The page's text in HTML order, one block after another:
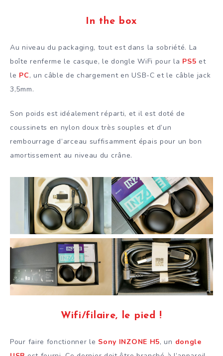
In the box
Au niveau du packaging, tout est dans la sobriété. La
boîte renferme le casque, le dongle WiFi pour la PS5 et
le PC, un câble de chargement en USB-C et le câble jack
3,5mm.
Son poids est idéalement réparti, et il est doté de
coussinets en nylon doux très souples et d’un
rembourrage d’arceau suffisamment épais pour un bon
amortissement au niveau du crâne.
Wifi/filaire, le pied !
Pour faire fonctionner le Sony INZONE H5, un dongle